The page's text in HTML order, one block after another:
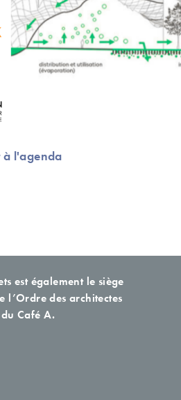
à l'agenda
est également le siège
l’Ordre des architectes
Café A.